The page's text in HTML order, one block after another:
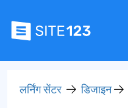
लर्निंग सेंटर डिजाइन